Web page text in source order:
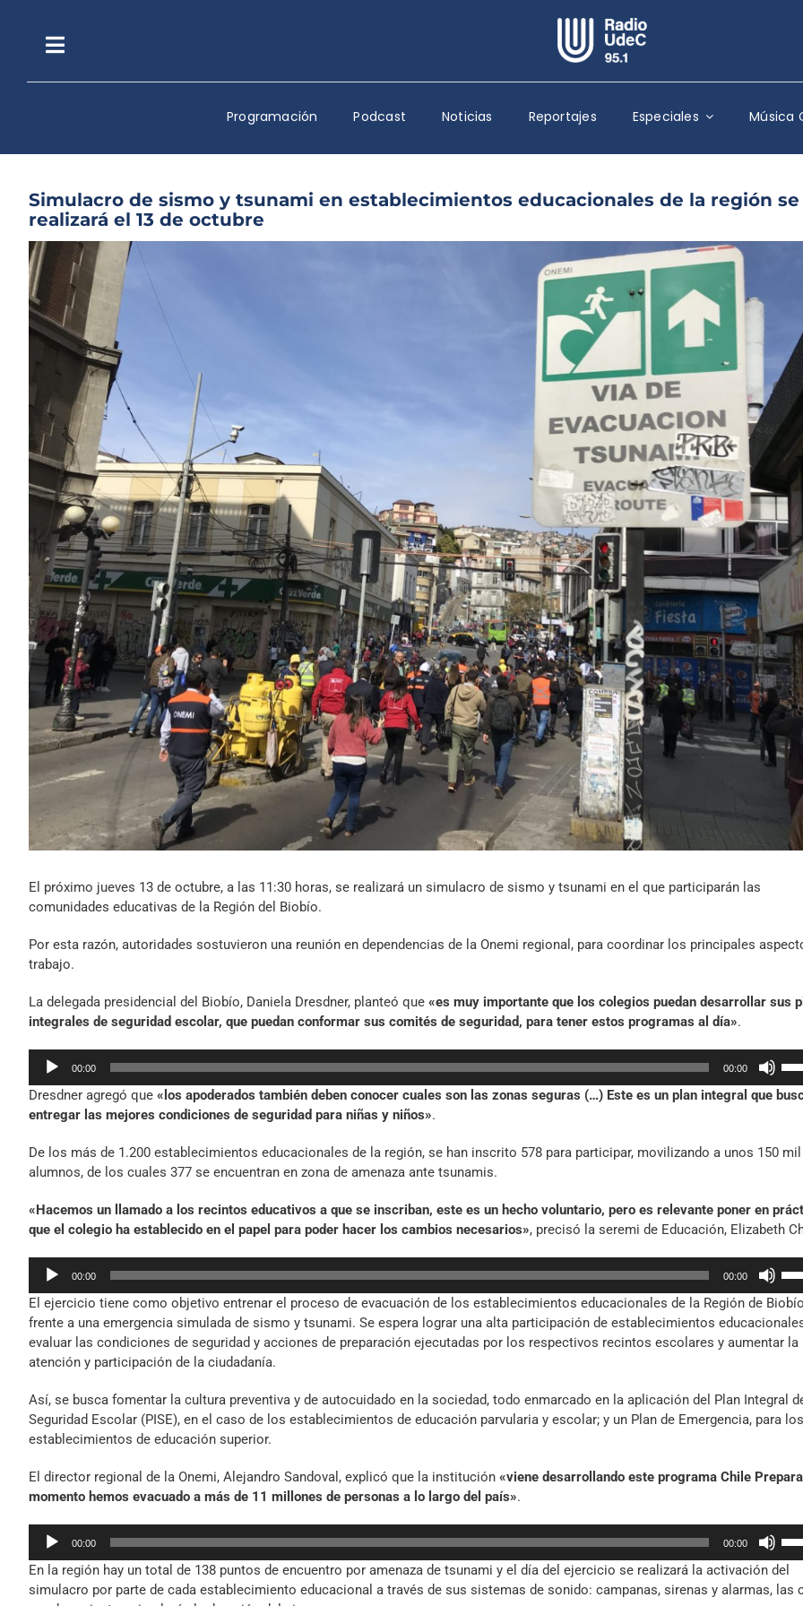
contenidoToggle
Navigation
Escuchar Radio UdeC en vivo
Quiénes Somos
Programación
Podcast
Reportajes
Columnas
Música Clásica
Especiales
Archivo Sonoro
Programación Podcast Noticias Reportajes Especiales Música
Simulacro de sismo y tsunami en establecimientos educacionales de la región se
realizará el 13 de octubre
Ver
imagen
más
grande
El próximo jueves 13 de octubre, a las 11:30 horas, se realizará un simulacro de sismo y tsunami en el que participarán las
comunidades educativas de la Región del Biobío.
Por esta razón, autoridades sostuvieron una reunión en dependencias de la Onemi regional, para coordinar los principales
trabajo.
La delegada presidencial del Biobío, Daniela Dresdner, planteó que «es muy importante que los colegios puedan desarrollar sus
integrales de seguridad escolar, que puedan conformar sus comités de seguridad, para tener estos programas al día».
Reproductor
audio
00:00 00:00
o
el
Dresdner agregó que «los apoderados también deben conocer cuales son las zonas seguras (…) Este es un plan integral que
entregar las mejores condiciones de seguridad para niñas y niños».
De los más de 1.200 establecimientos educacionales de la región, se han inscrito 578 para participar, movilizando a unos 150 mil
alumnos, de los cuales 377 se encuentran en zona de amenaza ante tsunamis.
«Hacemos un llamado a los recintos educativos a que se inscriban, este es un hecho voluntario, pero es relevante poner en
que el colegio ha establecido en el papel para poder hacer los cambios necesarios», precisó la seremi de Educación, Elizabeth
Reproductor
audio
00:00 00:00
de
o
El ejercicio tiene como objetivo entrenar el proceso de evacuación de los establecimientos educacionales de la Región de
frente a una emergencia simulada de sismo y tsunami. Se espera lograr una alta participación de establecimientos
evaluar las condiciones de seguridad y acciones de preparación ejecutadas por los respectivos recintos escolares y aumentar la
atención y participación de la ciudadanía.
Así, se busca fomentar la cultura preventiva y de autocuidado en la sociedad, todo enmarcado en la aplicación del Plan Integral
Seguridad Escolar (PISE), en el caso de los establecimientos de educación parvularia y escolar; y un Plan de Emergencia, para los
establecimientos de educación superior.
El director regional de la Onemi, Alejandro Sandoval, explicó que la institución «viene desarrollando este programa Chile
momento hemos evacuado a más de 11 millones de personas a lo largo del país».
Reproductor
audio
00:00 00:00
de
En la región hay un total de 138 puntos de encuentro por amenaza de tsunami y el día del ejercicio se realizará la activación del
simulacro por parte de cada establecimiento educacional a través de sus sistemas de sonido: campanas, sirenas y alarmas, las